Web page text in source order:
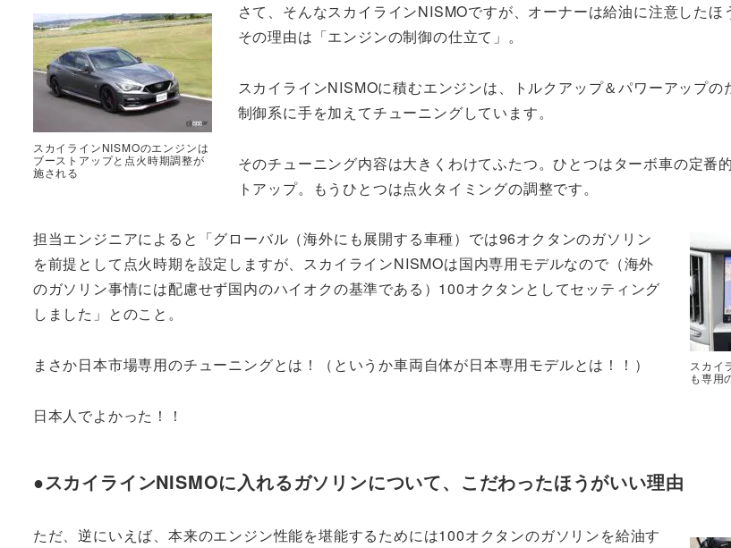
スカイラインNISMOのエンジンは
ブーストアップと点火時期調整が
施される
さて、そんなスカイラインNISMOですが、オーナーは給油に注意したほ
その理由は「エンジンの制御の仕立て」。
スカイラインNISMOに積むエンジンは、トルクアップ＆パワーアップの
制御系に手を加えてチューニングしています。
そのチューニング内容は大きくわけてふたつ。ひとつはターボ車の定番
トアップ。もうひとつは点火タイミングの調整です。
スカイ
も専用
担当エンジニアによると「グローバル（海外にも展開する車種）では96オクタンのガソリン
を前提として点火時期を設定しますが、スカイラインNISMOは国内専用モデルなので（海外
のガソリン事情には配慮せず国内のハイオクの基準である）100オクタンとしてセッティング
しました」とのこと。
まさか日本市場専用のチューニングとは！（というか車両自体が日本専用モデルとは！！）
日本人でよかった！！
●スカイラインNISMOに入れるガソリンについて、こだわったほうがいい理由
ただ、逆にいえば、本来のエンジン性能を堪能するためには100オクタンのガソリンを給油す